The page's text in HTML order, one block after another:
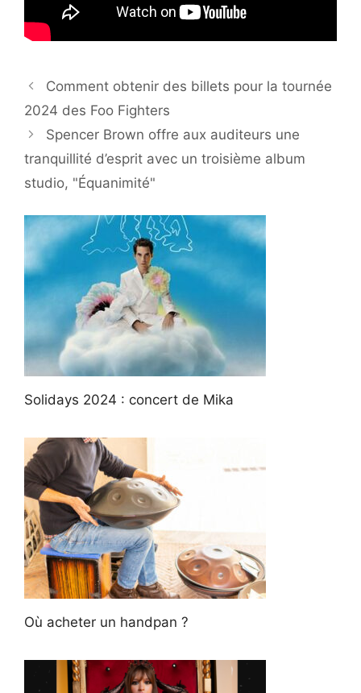
Comment obtenir des billets pour la tournée
2024 des Foo Fighters
Spencer Brown offre aux auditeurs une
tranquillité d’esprit avec un troisième album
studio, "Équanimité"
Solidays 2024 : concert de Mika
Où acheter un handpan ?